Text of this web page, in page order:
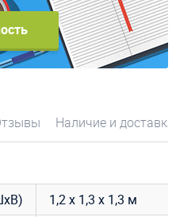
Наличие и доставка
1,2 х 1,3 х 1,3 м